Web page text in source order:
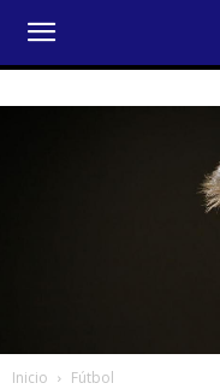
Inicio Fútbol